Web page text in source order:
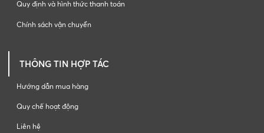
Quy định và hình thức thanh toán
Chính sách vận chuyển
THÔNG TIN HỢP TÁC
Hướng dẫn mua hàng
Quy chế hoạt động
Liên hệ